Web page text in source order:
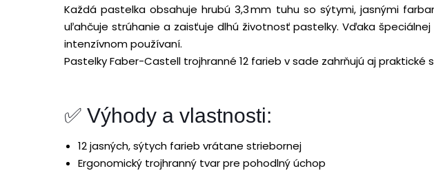
Každá pastelka obsahuje hrubú 3,3 mm tuhu so sýtymi, jasnými
uľahčuje strúhanie a zaisťuje dlhú životnosť pastelky. Vďaka
intenzívnom používaní.
Pastelky Faber-Castell trojhranné 12 farieb v sade zahrňujú aj
✅ Výhody a vlastnosti:
12 jasných, sýtych farieb vrátane striebornej
Ergonomický trojhranný tvar pre pohodlný úchop